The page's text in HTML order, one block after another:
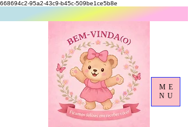
668694c2-95a2-43c9-b45c-509be1ce5b8e
ME
NU